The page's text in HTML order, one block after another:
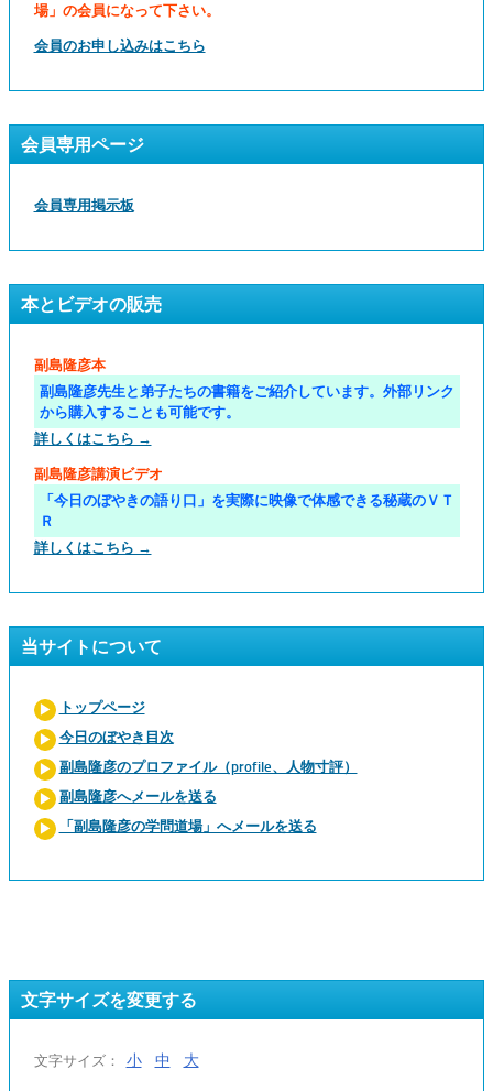
場」の会員になって下さい。
会員のお申し込みはこちら
会員専用ページ
会員専用掲示板
本とビデオの販売
副島隆彦本
副島隆彦先生と弟子たちの書籍をご紹介しています。外部リンク
から購入することも可能です。
詳しくはこちら →
副島隆彦講演ビデオ
「今日のぼやきの語り口」を実際に映像で体感できる秘蔵のＶＴ
Ｒ
詳しくはこちら →
当サイトについて
トップページ
今日のぼやき目次
副島隆彦のプロファイル（profile、人物寸評）
副島隆彦へメールを送る
「副島隆彦の学問道場」へメールを送る
文字サイズを変更する
文字サイズ： 小 中 大